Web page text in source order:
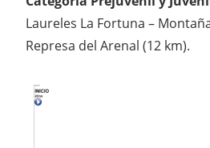
Laureles La Fortuna –
Represa del Arenal (12 km).